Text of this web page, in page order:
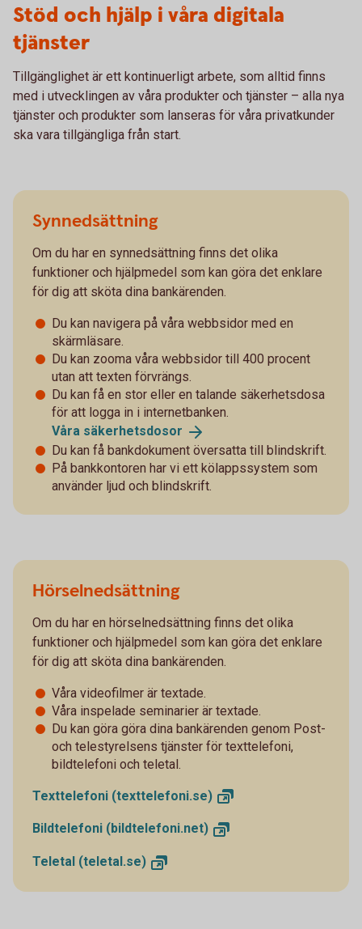
Stöd och hjälp i våra digitala
tjänster
Tillgänglighet är ett kontinuerligt arbete, som alltid finns
med i utvecklingen av våra produkter och tjänster – alla nya
tjänster och produkter som lanseras för våra privatkunder
ska vara tillgängliga från start.
Synnedsättning
Om du har en synnedsättning finns det olika
funktioner och hjälpmedel som kan göra det enklare
för dig att sköta dina bankärenden.
Du kan navigera på våra webbsidor med en
skärmläsare.
Du kan zooma våra webbsidor till 400 procent
utan att texten förvrängs.
Du kan få en stor eller en talande säkerhetsdosa
för att logga in i internetbanken.
Våra säkerhetsdosor
Du kan få bankdokument översatta till blindskrift.
På bankkontoren har vi ett kölappssystem som
använder ljud och blindskrift.
Hörselnedsättning
Om du har en hörselnedsättning finns det olika
funktioner och hjälpmedel som kan göra det enklare
för dig att sköta dina bankärenden.
Våra videofilmer är textade.
Våra inspelade seminarier är textade.
Du kan göra göra dina bankärenden genom Post-
och telestyrelsens tjänster för texttelefoni,
bildtelefoni och teletal.
Texttelefoni (texttelefoni.se)
Bildtelefoni (bildtelefoni.net)
Teletal (teletal.se)